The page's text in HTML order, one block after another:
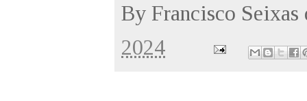
By Francisco Seixas
2024